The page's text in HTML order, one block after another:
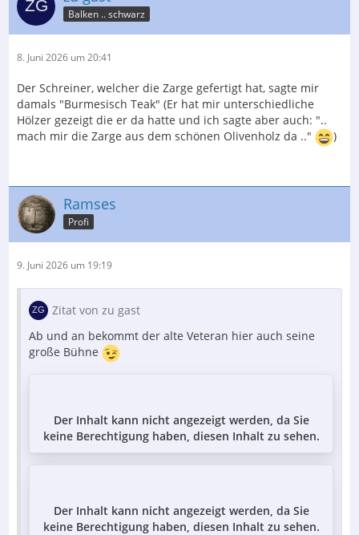
Balken .. schwarz
8. Juni 2026 um 20:41
Der Schreiner, welcher die Zarge gefertigt hat, sagte mir
damals "Burmesisch Teak" (Er hat mir unterschiedliche
Hölzer gezeigt die er da hatte und ich sagte aber auch: "..
mach mir die Zarge aus dem schönen Olivenholz da .."
)
Ramses
Profi
9. Juni 2026 um 19:19
Zitat von zu gast
Ab und an bekommt der alte Veteran hier auch seine
große Bühne
Der Inhalt kann nicht angezeigt werden, da Sie
keine Berechtigung haben, diesen Inhalt zu sehen.
Der Inhalt kann nicht angezeigt werden, da Sie
keine Berechtigung haben, diesen Inhalt zu sehen.